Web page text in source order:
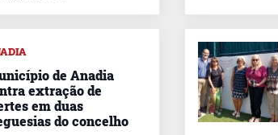
de Anadia
extração de
em duas
do concelho